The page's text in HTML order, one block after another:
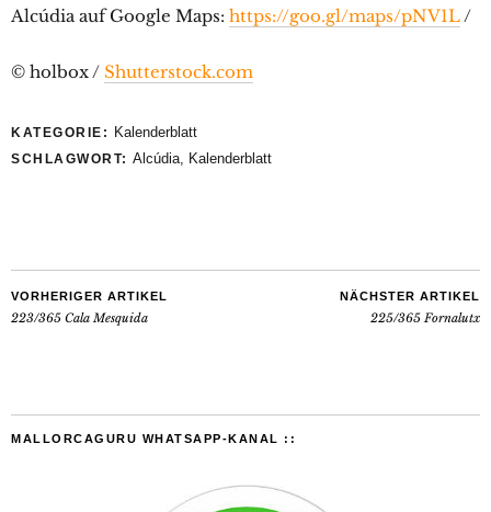
Alcúdia auf Google Maps: https://goo.gl/maps/pNV1L/
© holbox / Shutterstock.com
KATEGORIE: Kalenderblatt
SCHLAGWORT: Alcúdia, Kalenderblatt
VORHERIGER ARTIKEL
223/365 Cala Mesquida
NÄCHSTER ARTIKEL
225/365 Fornalutx
MALLORCAGURU WHATSAPP-KANAL ::